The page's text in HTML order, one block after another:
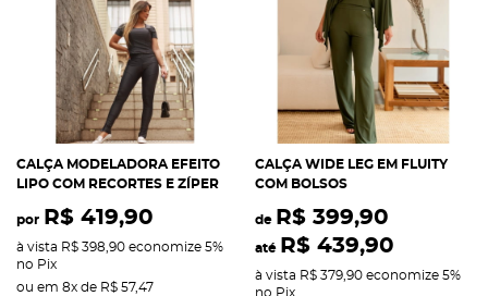
CALÇA MODELADORA EFEITO
LIPO COM RECORTES E ZÍPER
por R$ 419,90
à vista R$ 398,90 economize 5%
no Pix
ou em 8x de R$ 57,47
CALÇA WIDE LEG EM FLUITY
COM BOLSOS
de R$ 399,90
até R$ 439,90
à vista R$ 379,90 economize 5%
no Pix